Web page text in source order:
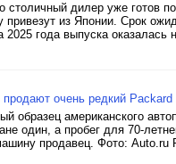
столичный дилер уже готов
из Японии. Срок
года выпуска
очень редкий
образец американского
один, а пробег для 70-
продавец. Фото: